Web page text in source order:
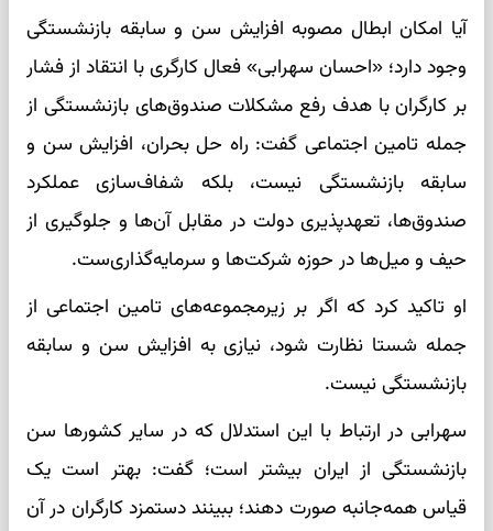
آیا امکان ابطال مصوبه افزایش سن و سابقه بازنشستگی
وجود دارد؛ «احسان سهرابی» فعال کارگری با انتقاد از فشار
بر کارگران با هدف رفع مشکلات صندوق‌های بازنشستگی از
جمله تامین اجتماعی گفت: راه حل بحران، افزایش سن و
سابقه بازنشستگی نیست، بلکه شفاف‌سازی عملکرد
صندوق‌ها، تعهدپذیری دولت در مقابل آن‌ها و جلوگیری از
حیف و میل‌ها در حوزه شرکت‌ها و سرمایه‌گذاری‌ست.
او تاکید کرد که اگر بر زیرمجموعه‌های تامین اجتماعی از
جمله شستا نظارت شود، نیازی به افزایش سن و سابقه
بازنشستگی نیست.
سهرابی در ارتباط با این استدلال که در سایر کشورها سن
بازنشستگی از ایران بیشتر است؛ گفت: بهتر است یک
قیاس همه‌جانبه صورت دهند؛ ببینند دستمزد کارگران در آن